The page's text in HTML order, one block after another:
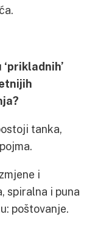
tanka,
i
spiralna i puna
poštovanje.